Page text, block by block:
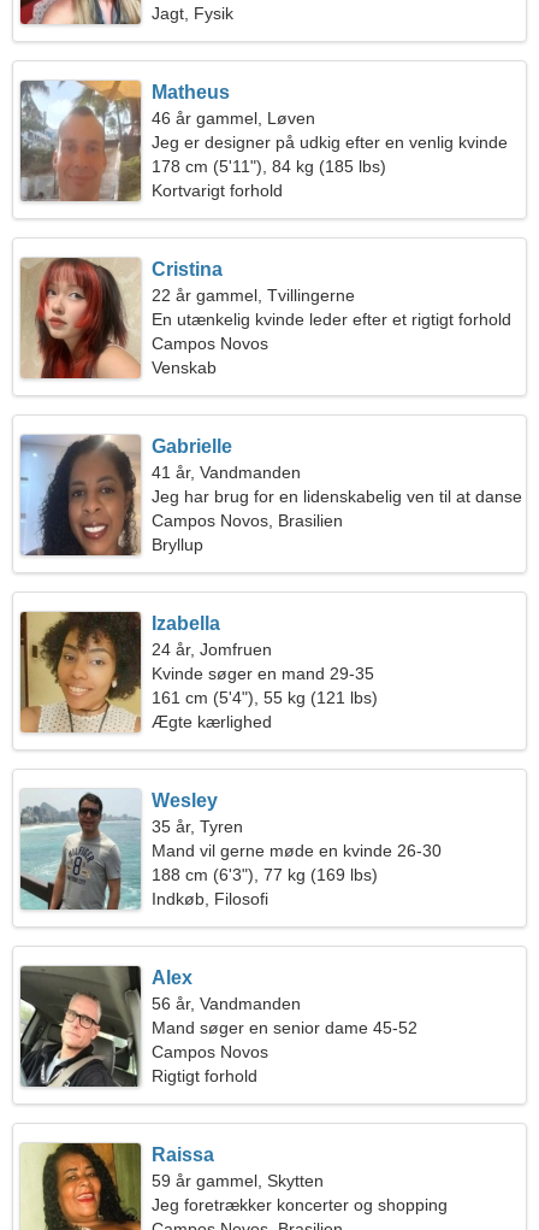
Jagt, Fysik
Matheus
46 år gammel, Løven
Jeg er designer på udkig efter en venlig kvinde
178 cm (5'11"), 84 kg (185 lbs)
Kortvarigt forhold
Cristina
22 år gammel, Tvillingerne
En utænkelig kvinde leder efter et rigtigt forhold
Campos Novos
Venskab
Gabrielle
41 år, Vandmanden
Jeg har brug for en lidenskabelig ven til at danse
Campos Novos, Brasilien
Bryllup
Izabella
24 år, Jomfruen
Kvinde søger en mand 29-35
161 cm (5'4"), 55 kg (121 lbs)
Ægte kærlighed
Wesley
35 år, Tyren
Mand vil gerne møde en kvinde 26-30
188 cm (6'3"), 77 kg (169 lbs)
Indkøb, Filosofi
Alex
56 år, Vandmanden
Mand søger en senior dame 45-52
Campos Novos
Rigtigt forhold
Raissa
59 år gammel, Skytten
Jeg foretrækker koncerter og shopping